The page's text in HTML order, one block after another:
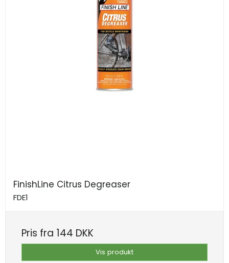
FinishLine Citrus Degreaser
FDE1
Pris fra 144 DKK
Vis produkt